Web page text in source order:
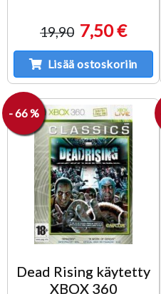
19,90 7,50 €
Lisää ostoskoriin
Dead Rising käytetty
XBOX 360
- 66 %